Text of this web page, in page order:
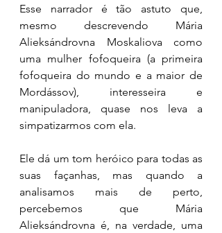
Esse narrador é tão astuto que,
mesmo descrevendo Mária
Alieksándrovna Moskaliova como
uma mulher fofoqueira (a primeira
fofoqueira do mundo e a maior de
Mordássov), interesseira e
manipuladora, quase nos leva a
simpatizarmos com ela.
Ele dá um tom heróico para todas as
suas façanhas, mas quando a
analisamos mais de perto,
percebemos que Mária
Alieksándrovna é, na verdade, uma